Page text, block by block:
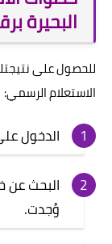
البحيرة
للحصول على
الاستعلام الرسمي:
الدخول
وُجدت.